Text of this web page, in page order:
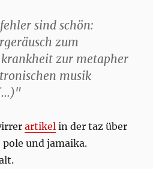
sind schön:
zum
zur metapher
musik
artikel in der taz über
und jamaika.